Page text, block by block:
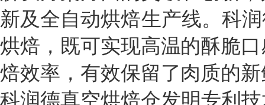
新及全自动烘焙生产线。科
烘焙，既可实现高温的酥脆
焙效率，有效保留了肉质的
科润德真空烘焙仓发明专利